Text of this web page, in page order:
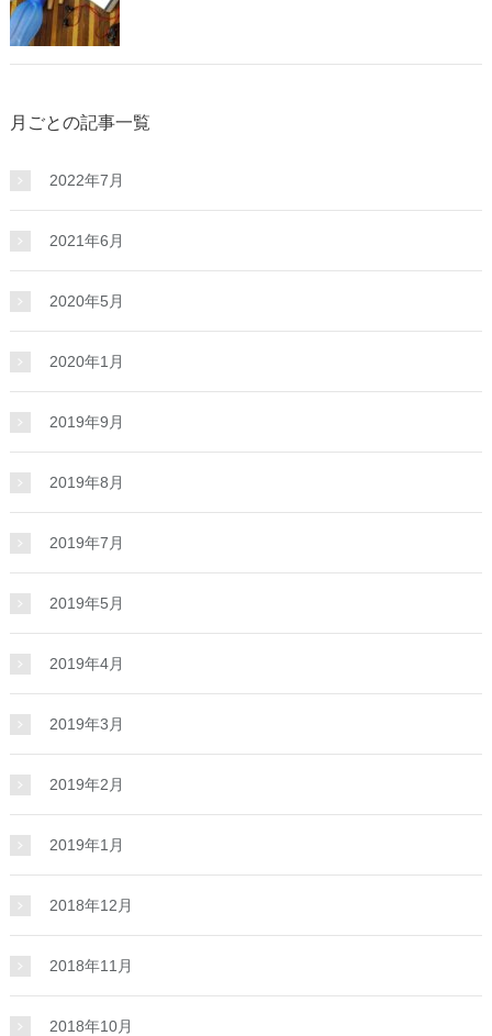
月ごとの記事一覧
2022年7月
2021年6月
2020年5月
2020年1月
2019年9月
2019年8月
2019年7月
2019年5月
2019年4月
2019年3月
2019年2月
2019年1月
2018年12月
2018年11月
2018年10月